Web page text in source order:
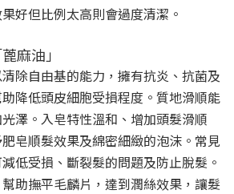
好但比例太高則會過度清潔。
麻油」
除自由基的能力，擁有抗炎、抗菌及
降低頭皮細胞受損程度。質地滑順能
澤。入皂特性溫和、增加頭髮滑順
皂順髮效果及綿密細緻的泡沫。常見
低受損、斷裂髮的問題及防止脫髮。
助撫平毛麟片，達到潤絲效果，讓髮